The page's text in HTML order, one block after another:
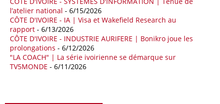
La multinationale BP signe son retour en Algérie où un permis de
prospection d’hydrocarbures dans le bassin oriental lui a été attribué
par l’Agence nationale pour la valorisation des ressources en
hydrocarbures (ALNAFT). L’information rendue publique mercredi 15
avril par l’institution, intervient dans le cadre de sa politique de relance
de l’exploration. Le périmètre concerné se situe dans une zone de
l’est du pays jugée peu explorée malgré son potentiel. BP pourra y
lancer ses premières opérations de prospection sur le terrain portant
l’atelier national - 6/15/2026
CÔTE D'IVOIRE - IA | Visa et Wakefield Research au
rapport - 6/13/2026
CÔTE D'IVOIRE - INDUSTRIE AURIFERE | Bonikro joue les
prolongations - 6/12/2026
"LA COACH" | La série ivoirienne se démarque sur
TV5MONDE - 6/11/2026